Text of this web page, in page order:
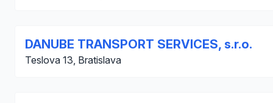
DANUBE TRANSPORT SERVICES, s.r.o.
Teslova 13, Bratislava